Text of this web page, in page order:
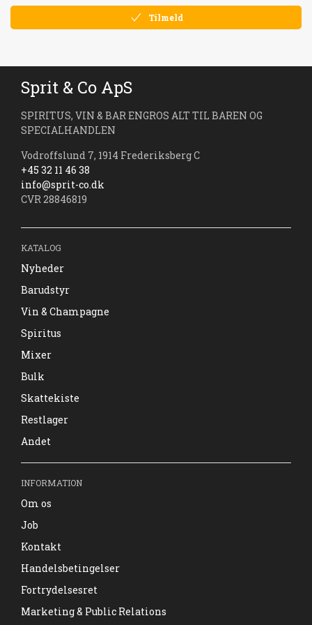
Tilmeld
Sprit & Co ApS
SPIRITUS, VIN & BAR ENGROS ALT TIL BAREN OG
SPECIALHANDLEN
Vodroffslund 7, 1914 Frederiksberg C
+45 32 11 46 38
info@sprit-co.dk
CVR 28846819
KATALOG
Nyheder
Barudstyr
Vin & Champagne
Spiritus
Mixer
Bulk
Skattekiste
Restlager
Andet
INFORMATION
Om os
Job
Kontakt
Handelsbetingelser
Fortrydelsesret
Marketing & Public Relations